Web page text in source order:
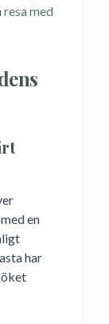
resa med
en
har